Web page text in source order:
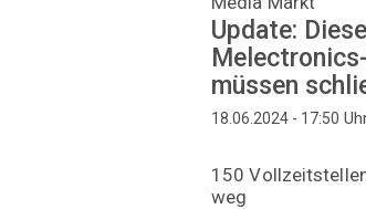
Update: Diese
müssen
18.06.2024 - 17:50
150
weg